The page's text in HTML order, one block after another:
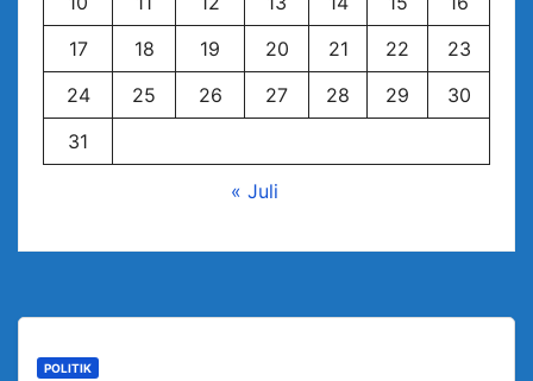
17
18 19 20 21 22
23
24
25 26 27 28 29
30
31
« Juli
POLITIK